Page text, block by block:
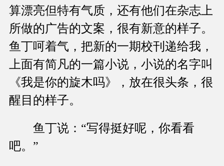
算漂亮但特有气质，还有他们在杂志上
所做的广告的文案，很有新意的样子。
鱼丁呵着气，把新的一期校刊递给我，
上面有简凡的一篇小说，小说的名字叫
《我是你的旋木吗》，放在很头条，很
醒目的样子。
鱼丁说：“写得挺好呢，你看看
吧。”